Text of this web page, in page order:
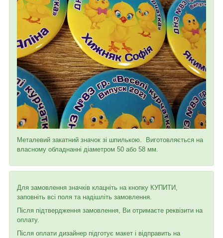
Металевий закатний значок зі шпилькою. Виготовляється на
власному обладнанні діаметром 50 або 58 мм.
Для замовлення значків клацніть на кнопку КУПИТИ,
заповніть всі поля та надішліть замовлення.
Після підтвердження замовлення, Ви отримаєте реквізити на
оплату.
Після оплати дизайнер підготує макет і відправить на